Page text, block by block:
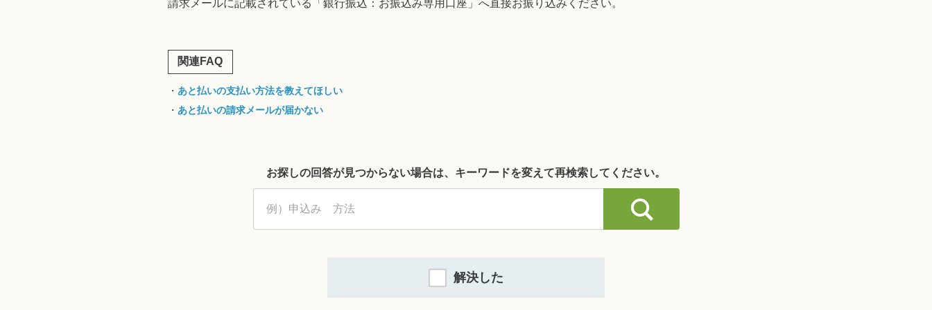
請求メールに記載されている「銀行振込：お振込み専用口座」へ直接お振り込みください。
関連FAQ
・ あと払いの支払い方法を教えてほしい
・ あと払いの請求メールが届かない
お探しの回答が見つからない場合は、キーワードを変えて再検索してください。
解決した